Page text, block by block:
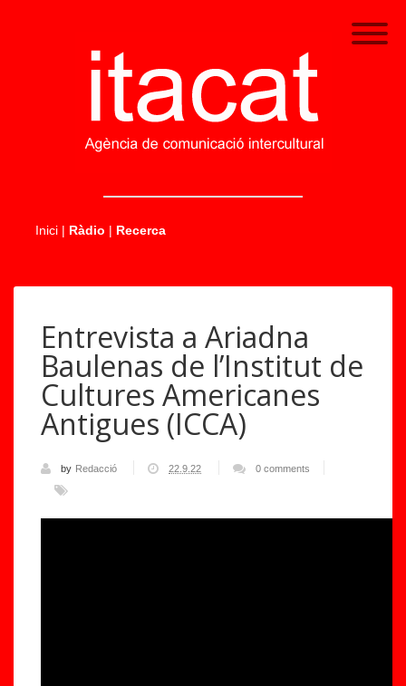
Inici | Ràdio | Recerca
Entrevista a Ariadna
Baulenas de l’Institut de
Cultures Americanes
Antigues (ICCA)
by Redacció 22.9.22 0 comments